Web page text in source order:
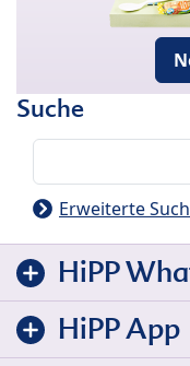
Suche
Erweiterte
HiPP
HiPP App